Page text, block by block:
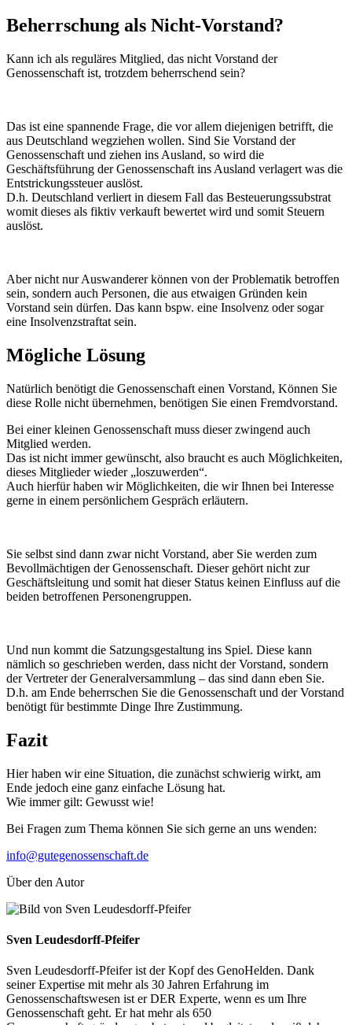
Beherrschung als Nicht-Vorstand?
Kann ich als reguläres Mitglied, das nicht Vorstand der
Genossenschaft ist, trotzdem beherrschend sein?
Das ist eine spannende Frage, die vor allem diejenigen betrifft, die
aus Deutschland wegziehen wollen. Sind Sie Vorstand der
Genossenschaft und ziehen ins Ausland, so wird die
Geschäftsführung der Genossenschaft ins Ausland verlagert was die
Entstrickungssteuer auslöst.
D.h. Deutschland verliert in diesem Fall das Besteuerungssubstrat
womit dieses als fiktiv verkauft bewertet wird und somit Steuern
auslöst.
Aber nicht nur Auswanderer können von der Problematik betroffen
sein, sondern auch Personen, die aus etwaigen Gründen kein
Vorstand sein dürfen. Das kann bspw. eine Insolvenz oder sogar
eine Insolvenzstraftat sein.
Mögliche Lösung
Natürlich benötigt die Genossenschaft einen Vorstand, Können Sie
diese Rolle nicht übernehmen, benötigen Sie einen Fremdvorstand.
Bei einer kleinen Genossenschaft muss dieser zwingend auch
Mitglied werden.
Das ist nicht immer gewünscht, also braucht es auch Möglichkeiten,
dieses Mitglieder wieder „loszuwerden“.
Auch hierfür haben wir Möglichkeiten, die wir Ihnen bei Interesse
gerne in einem persönlichem Gespräch erläutern.
Sie selbst sind dann zwar nicht Vorstand, aber Sie werden zum
Bevollmächtigen der Genossenschaft. Dieser gehört nicht zur
Geschäftsleitung und somit hat dieser Status keinen Einfluss auf die
beiden betroffenen Personengruppen.
Und nun kommt die Satzungsgestaltung ins Spiel. Diese kann
nämlich so geschrieben werden, dass nicht der Vorstand, sondern
der Vertreter der Generalversammlung – das sind dann eben Sie.
D.h. am Ende beherrschen Sie die Genossenschaft und der Vorstand
benötigt für bestimmte Dinge Ihre Zustimmung.
Fazit
Hier haben wir eine Situation, die zunächst schwierig wirkt, am
Ende jedoch eine ganz einfache Lösung hat.
Wie immer gilt: Gewusst wie!
Bei Fragen zum Thema können Sie sich gerne an uns wenden:
info@gutegenossenschaft.de
Über den Autor
Sven Leudesdorff-Pfeifer
Sven Leudesdorff-Pfeifer ist der Kopf des GenoHelden. Dank
seiner Expertise mit mehr als 30 Jahren Erfahrung im
Genossenschaftswesen ist er DER Experte, wenn es um Ihre
Genossenschaft geht. Er hat mehr als 650